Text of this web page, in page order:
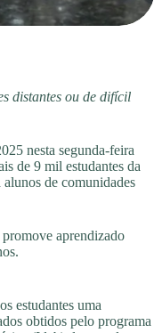
distantes ou de difícil
nesta segunda-feira
de 9 mil estudantes da
de comunidades
aprendizado
estudantes uma
obtidos pelo programa